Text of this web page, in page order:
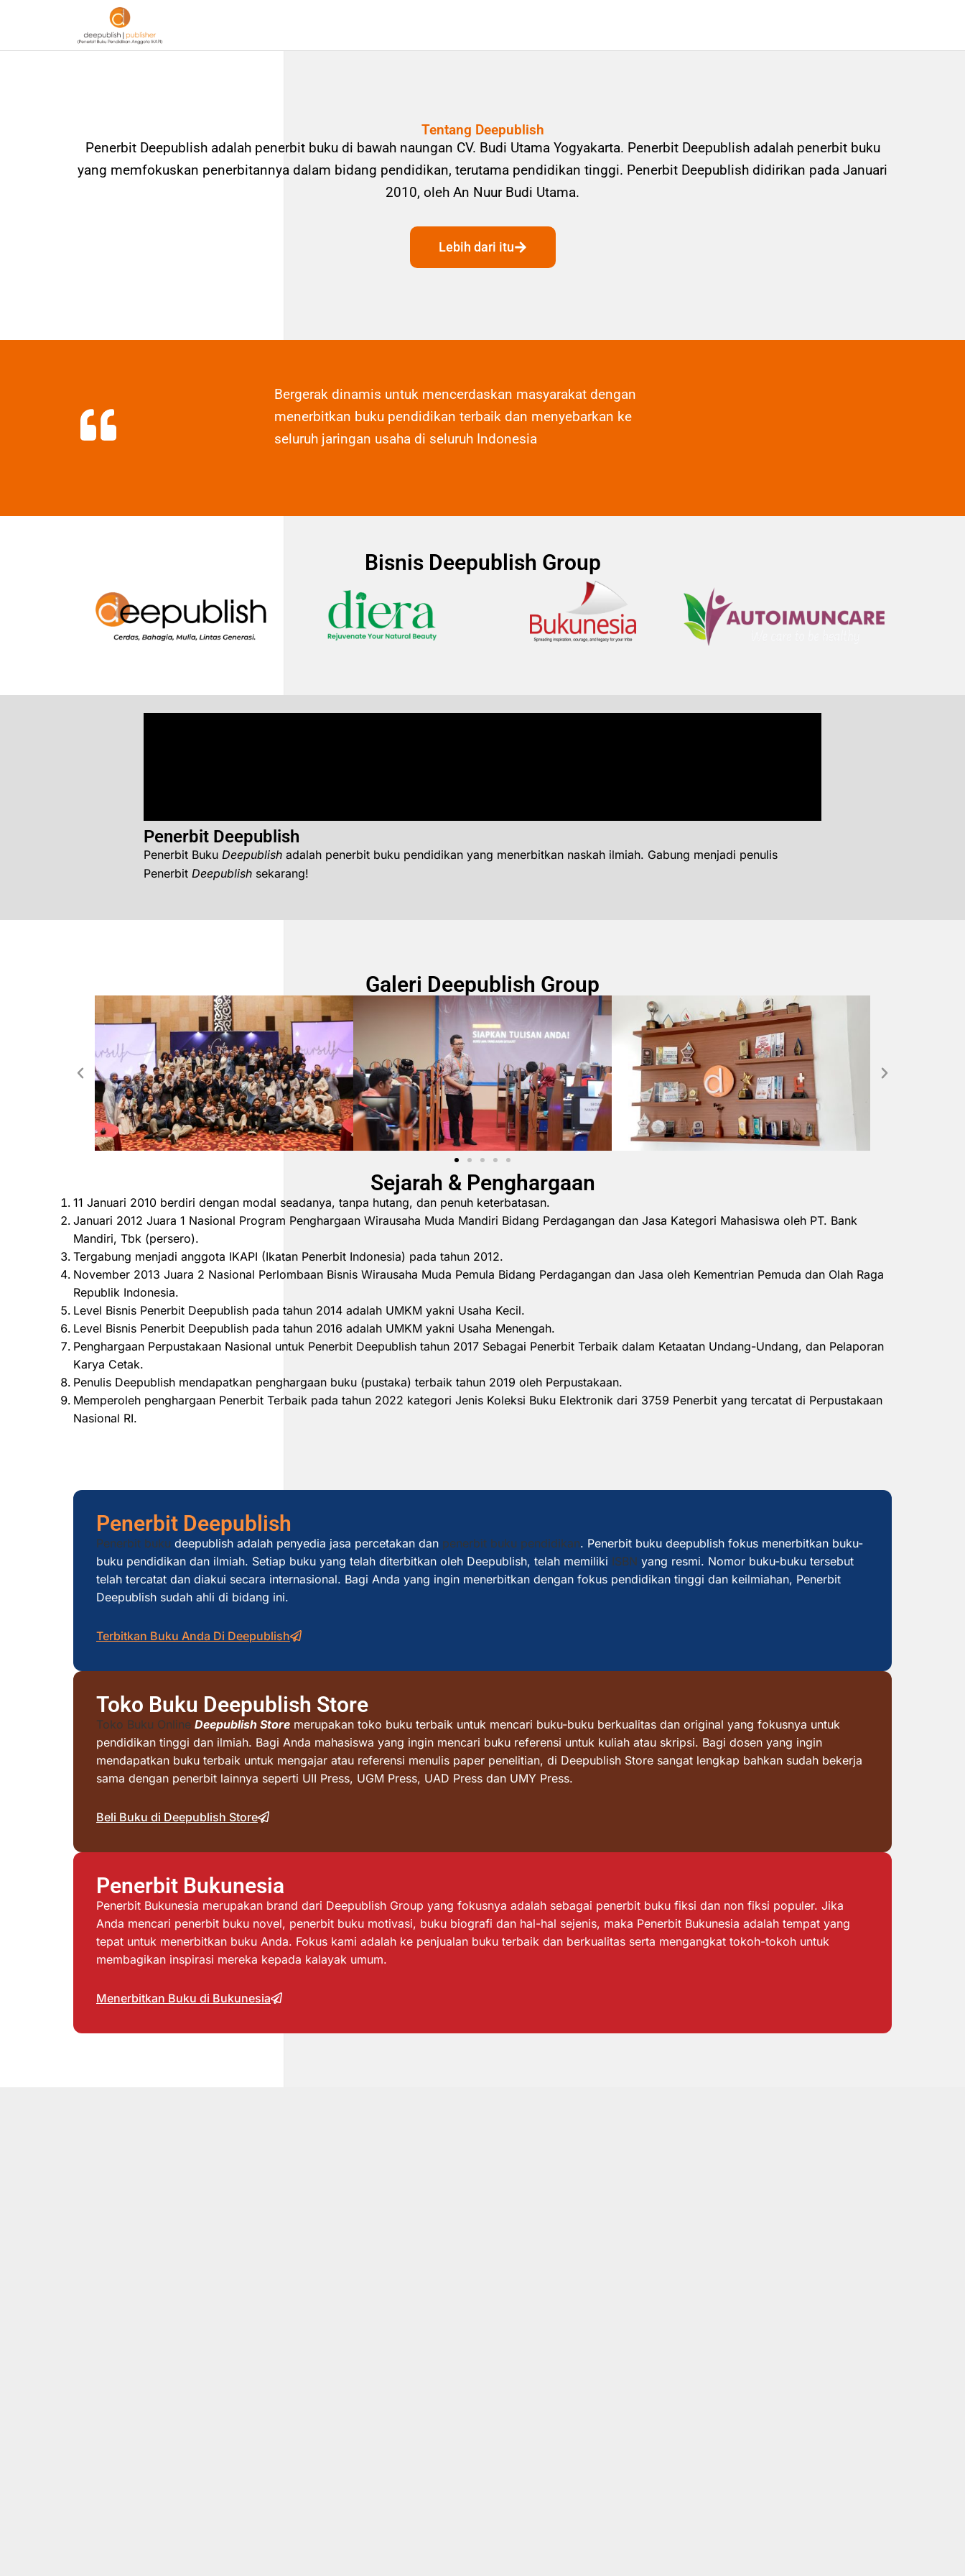
Tentang Deepublish
Penerbit Deepublish adalah penerbit buku di bawah naungan CV. Budi Utama Yogyakarta. Penerbit Deepublish adalah penerbit buku
yang memfokuskan penerbitannya dalam bidang pendidikan, terutama pendidikan tinggi. Penerbit Deepublish didirikan pada Januari
2010, oleh An Nuur Budi Utama.
Lebih dari itu
Bergerak dinamis untuk mencerdaskan masyarakat dengan
menerbitkan buku pendidikan terbaik dan menyebarkan ke
seluruh jaringan usaha di seluruh Indonesia
Bisnis Deepublish Group
Penerbit Deepublish
Penerbit Buku Deepublish adalah penerbit buku pendidikan yang menerbitkan naskah ilmiah. Gabung menjadi penulis
Penerbit Deepublish sekarang!
Galeri Deepublish Group
Sejarah & Penghargaan
11 Januari 2010 berdiri dengan modal seadanya, tanpa hutang, dan penuh keterbatasan.
Januari 2012 Juara 1 Nasional Program Penghargaan Wirausaha Muda Mandiri Bidang Perdagangan dan Jasa Kategori Mahasiswa oleh PT. Bank
Mandiri, Tbk (persero).
Tergabung menjadi anggota IKAPI (Ikatan Penerbit Indonesia) pada tahun 2012.
November 2013 Juara 2 Nasional Perlombaan Bisnis Wirausaha Muda Pemula Bidang Perdagangan dan Jasa oleh Kementrian Pemuda dan Olah Raga
Republik Indonesia.
Level Bisnis Penerbit Deepublish pada tahun 2014 adalah UMKM yakni Usaha Kecil.
Level Bisnis Penerbit Deepublish pada tahun 2016 adalah UMKM yakni Usaha Menengah.
Penghargaan Perpustakaan Nasional untuk Penerbit Deepublish tahun 2017 Sebagai Penerbit Terbaik dalam Ketaatan Undang-Undang, dan Pelaporan
Karya Cetak.
Penulis Deepublish mendapatkan penghargaan buku (pustaka) terbaik tahun 2019 oleh Perpustakaan.
Memperoleh penghargaan Penerbit Terbaik pada tahun 2022 kategori Jenis Koleksi Buku Elektronik dari 3759 Penerbit yang tercatat di Perpustakaan
Nasional RI.
Penerbit Deepublish
Penerbit buku deepublish adalah penyedia jasa percetakan dan penerbit buku pendidikan. Penerbit buku deepublish fokus menerbitkan buku-
buku pendidikan dan ilmiah. Setiap buku yang telah diterbitkan oleh Deepublish, telah memiliki ISBN yang resmi. Nomor buku-buku tersebut
telah tercatat dan diakui secara internasional. Bagi Anda yang ingin menerbitkan dengan fokus pendidikan tinggi dan keilmiahan, Penerbit
Deepublish sudah ahli di bidang ini.
Terbitkan Buku Anda Di Deepublish
Toko Buku Deepublish Store
Toko Buku Online Deepublish Store merupakan toko buku terbaik untuk mencari buku-buku berkualitas dan original yang fokusnya untuk
pendidikan tinggi dan ilmiah. Bagi Anda mahasiswa yang ingin mencari buku referensi untuk kuliah atau skripsi. Bagi dosen yang ingin
mendapatkan buku terbaik untuk mengajar atau referensi menulis paper penelitian, di Deepublish Store sangat lengkap bahkan sudah bekerja
sama dengan penerbit lainnya seperti UII Press, UGM Press, UAD Press dan UMY Press.
Beli Buku di Deepublish Store
Penerbit Bukunesia
Penerbit Bukunesia merupakan brand dari Deepublish Group yang fokusnya adalah sebagai penerbit buku fiksi dan non fiksi populer. Jika
Anda mencari penerbit buku novel, penerbit buku motivasi, buku biografi dan hal-hal sejenis, maka Penerbit Bukunesia adalah tempat yang
tepat untuk menerbitkan buku Anda. Fokus kami adalah ke penjualan buku terbaik dan berkualitas serta mengangkat tokoh-tokoh untuk
membagikan inspirasi mereka kepada kalayak umum.
Menerbitkan Buku di Bukunesia